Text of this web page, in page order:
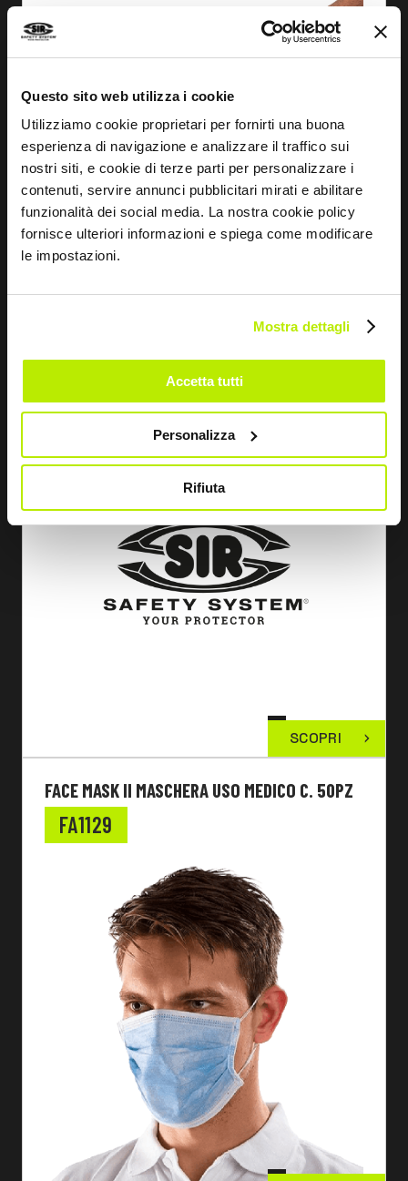
Questo sito web utilizza i cookie
Utilizziamo cookie proprietari per fornirti una buona
esperienza di navigazione e analizzare il traffico sui
nostri siti, e cookie di terze parti per personalizzare i
contenuti, servire annunci pubblicitari mirati e abilitare
funzionalità dei social media. La nostra cookie policy
fornisce ulteriori informazioni e spiega come modificare
le impostazioni.
Mostra dettagli
Accetta tutti
Personalizza
Rifiuta
MASCHERA USO MEDICO GDA MASK
SCOPRI
FACE MASK II MASCHERA USO MEDICO C. 50PZ
FA1129